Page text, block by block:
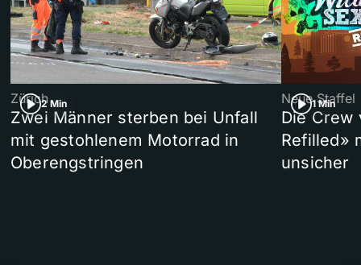
2 Min
Zürich
Zwei Männer sterben bei Unfall
mit gestohlenem Motorrad in
Oberengstringen
1 Min
Neue Staffel
Die Crew
Refilled»
unsicher